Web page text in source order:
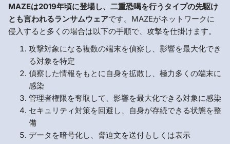
MAZEは2019年頃に登場し、二重恐喝を行うタイプの先駆け
とも言われるランサムウェアです。MAZEがネットワークに
侵入すると多くの場合は以下の手順で、攻撃を仕掛けます。
攻撃対象になる複数の端末を偵察し、影響を最大化でき
る対象を特定
偵察した情報をもとに自身を拡散し、極力多くの端末に
感染
管理者権限を奪取して、影響を最大化できる対象に感染
セキュリティ対策を回避し、自身が存続できる状態を整
備
データを暗号化し、脅迫文を送付もしくは表示